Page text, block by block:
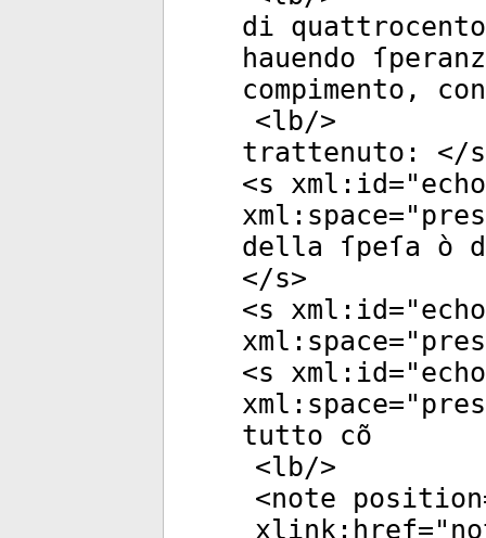
di
hauendo
compimento,
<lb/>
trattenuto: </s
<s xml:id="
xml:space="
della ſpeſa ò
</s>
<s xml:id="
xml:space="
<s xml:id="
xml:space="
tutto cõ
<lb/>
<note position
xlink:href="